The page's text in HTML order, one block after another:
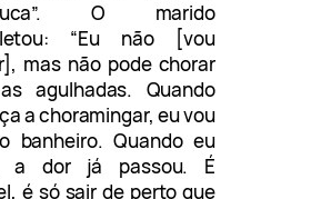
O marido
“Eu não [vou
mas não pode chorar
agulhadas. Quando
a choramingar, eu vou
banheiro. Quando eu
a dor já passou. É
é só sair de perto que